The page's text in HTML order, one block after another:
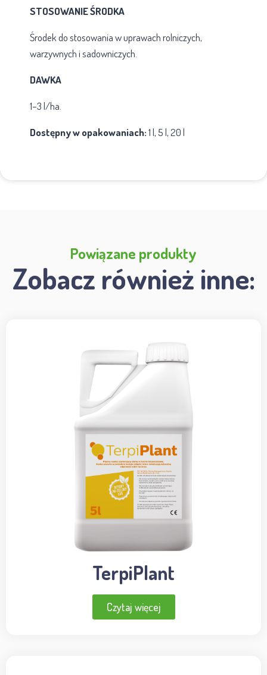
STOSOWANIE ŚRODKA
Środek do stosowania w uprawach rolniczych,
warzywnych i sadowniczych.
DAWKA
1–3 l/ha.
Dostępny w opakowaniach:1 l, 5 l, 20 l
Powiązane produkty
Zobacz również inne:
TerpiPlant
Czytaj więcej